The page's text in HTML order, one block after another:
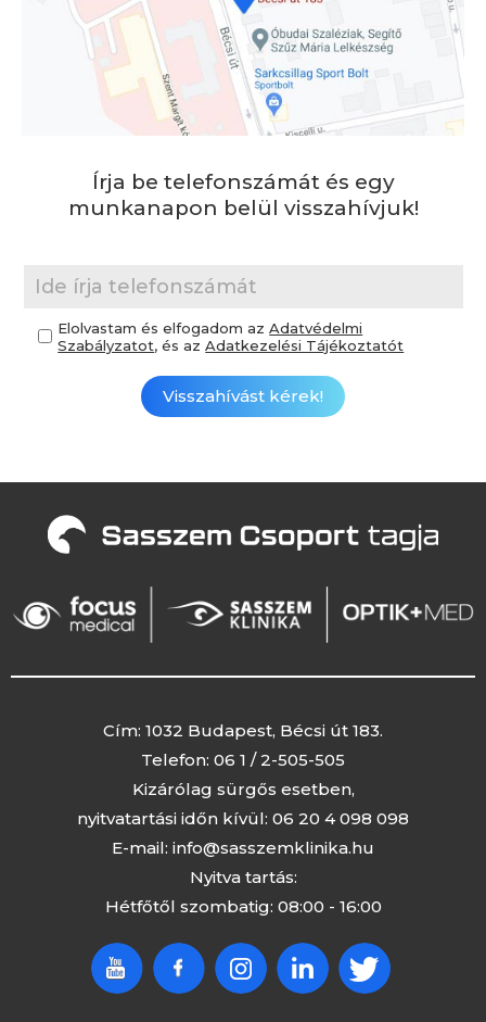
Írja be telefonszámát és egy
munkanapon belül visszahívjuk!
Elolvastam és elfogadom azAdatvédelmi
Szabályzatot, és azAdatkezelési Tájékoztatót
Cím: 1032 Budapest, Bécsi út 183.
Telefon: 06 1 / 2-505-505
Kizárólag sürgős esetben,
nyitvatartási időn kívül: 06 20 4 098 098
E-mail: info@sasszemklinika.hu
Nyitva tartás:
Hétfőtől szombatig: 08:00 - 16:00